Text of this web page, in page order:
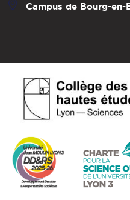
Campus de Bourg-en-